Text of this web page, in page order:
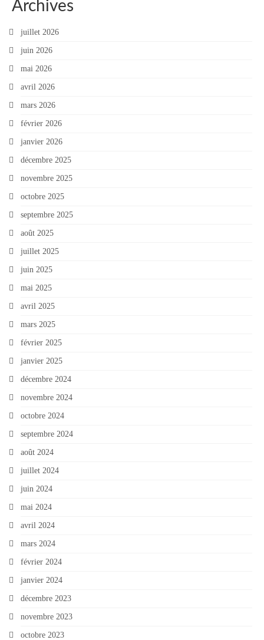
Archives
juillet 2026
juin 2026
mai 2026
avril 2026
mars 2026
février 2026
janvier 2026
décembre 2025
novembre 2025
octobre 2025
septembre 2025
août 2025
juillet 2025
juin 2025
mai 2025
avril 2025
mars 2025
février 2025
janvier 2025
décembre 2024
novembre 2024
octobre 2024
septembre 2024
août 2024
juillet 2024
juin 2024
mai 2024
avril 2024
mars 2024
février 2024
janvier 2024
décembre 2023
novembre 2023
octobre 2023